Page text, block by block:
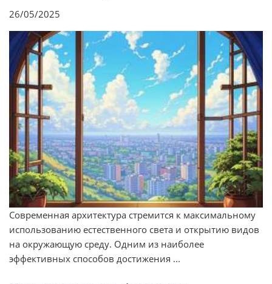
26/05/2025
Современная архитектура стремится к максимальному
использованию естественного света и открытию видов
на окружающую среду. Одним из наиболее
эффективных способов достижения ...